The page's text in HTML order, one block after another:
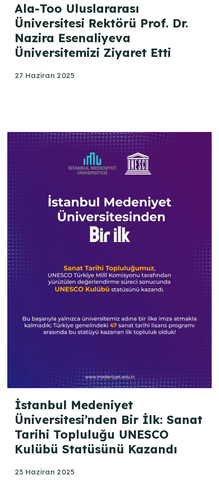
Ala-Too Uluslararası
Üniversitesi Rektörü Prof. Dr.
Nazira Esenaliyeva
Üniversitemizi Ziyaret Etti
27 Haziran 2025
İstanbul Medeniyet
Üniversitesi’nden Bir İlk: Sanat
Tarihi Topluluğu UNESCO
Kulübü Statüsünü Kazandı
23 Haziran 2025